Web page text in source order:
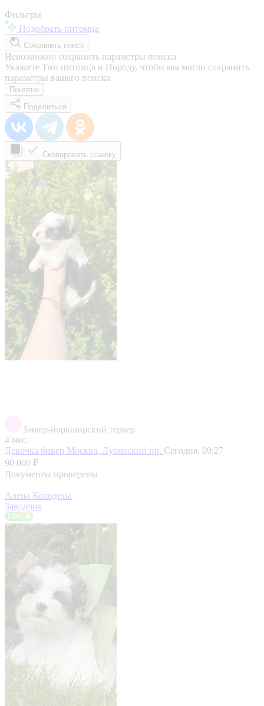
Фильтры
Подобрать питомца
Сохранить поиск
Невозможно сохранить параметры поиска
Укажите Тип питомца и Породу, чтобы мы могли сохранить
параметры вашего поиска
Понятно
Поделиться
Скопировать ссылку
Бивер-йоркширский терьер
4 мес.
Девочка бивер Москва, Лубянский пр. Сегодня, 09:27
90 000 ₽
Документы проверены
Алена Колодина
Заводчик